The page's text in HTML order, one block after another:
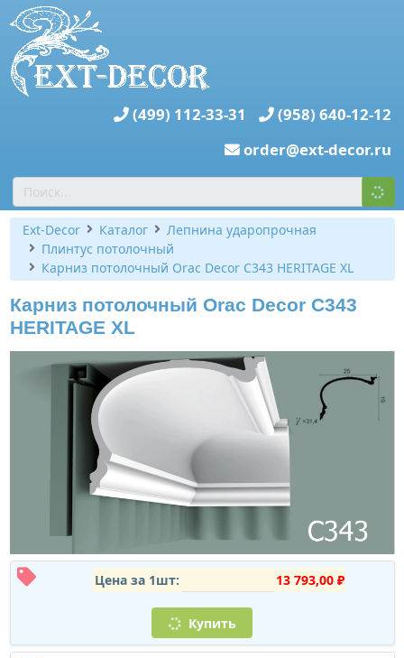
(499) 112-33-31
(958) 640-12-12
order@ext-decor.ru
Ext-Decor Каталог
Лепнина ударопрочная
Плинтус потолочный
Карниз потолочный Orac Decor C343 HERITAGE XL
Карниз потолочный Orac Decor C343
HERITAGE XL
Цена за 1шт: 13 793,00 ₽
Купить